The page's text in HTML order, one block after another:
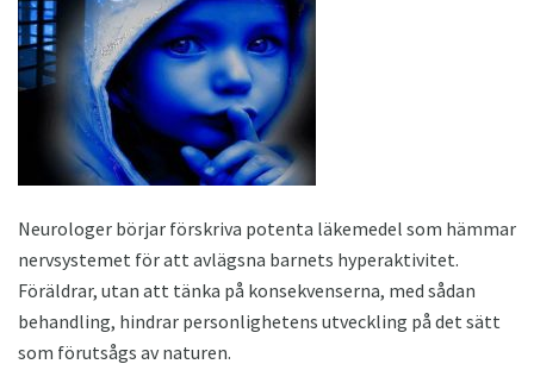
Neurologer börjar förskriva potenta läkemedel som hämmar
nervsystemet för att avlägsna barnets hyperaktivitet.
Föräldrar, utan att tänka på konsekvenserna, med sådan
behandling, hindrar personlighetens utveckling på det sätt
som förutsågs av naturen.